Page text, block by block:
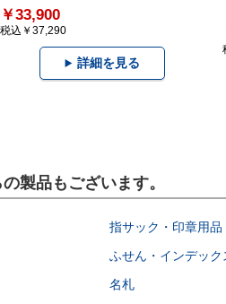
￥33,900
税込￥37,290
詳細を見る
製品もございます。
指サック・印章用品
ふせん・インデック
名札